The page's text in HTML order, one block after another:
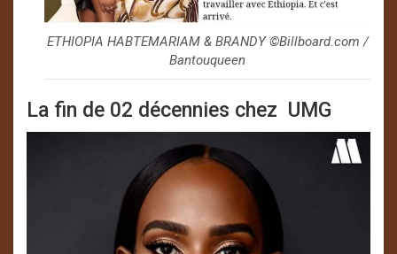
ETHIOPIA HABTEMARIAM & BRANDY ©️Billboard.com /
Bantouqueen
La fin de 02 décennies chez UMG